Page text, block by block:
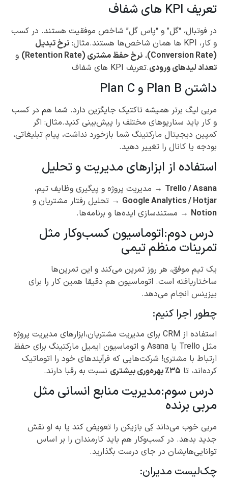
تعریف KPI های شفاف
در فوتبال، “گل” و “پاس گل” شاخص موفقیت هستند. در کسب
و کار، KPI ها همان شاخص‌ها هستند.مثال:
نرخ تبدیل
(Conversion Rate)
، نرخ حفظ مشتری (Retention Rate)
و
تعداد لیدهای ورودی.تعریف KPI های شفاف
داشتن Plan B و Plan C
مربی لیگ برتر همیشه تاکتیک جایگزین دارد. شما هم در کسب
و کار باید سناریوهای مختلف را پیش‌بینی کنید.مثال: اگر
کمپین دیجیتال مارکتینگ شما بازخورد نداشت، پیام تبلیغاتی،
بودجه یا کانال را تغییر دهید.
استفاده از ابزارهای مدیریت و تحلیل
Trello / Asana → مدیریت پروژه و پیگیری وظایف تیم،
Google Analytics / Hotjar → تحلیل رفتار مشتریان و
Notion → مستندسازی ایده‌ها و برنامه‌ها.
درس دوم:اتوماسیون کسب‌وکار مثل
تمرینات منظم تیمی
یک تیم موفق، هر روز تمرین می‌کند و این تمرین‌ها
ساختاریافته است. اتوماسیون هم دقیقا همین کار را برای
بیزینس انجام می‌دهد.
چطور اجرا کنیم:
استفاده از CRM برای مدیریت مشتریان،ابزارهای مدیریت پروژه
مثل Trello یا Asana و اتوماسیون ایمیل مارکتینگ برای حفظ
ارتباط با مشتری! شرکت‌هایی که فرآیندهای خود را اتوماتیک
کرده‌اند، تا ۳۵٪ بهره‌وری بیشتری نسبت به رقبا دارند.
درس سوم:مدیریت منابع انسانی مثل
مربی برنده
مربی خوب می‌داند کِی بازیکن را تعویض کند یا به او نقش
جدید بدهد. در کسب‌وکار هم باید کارمندان را بر اساس
توانایی‌هایشان در جای درست بگذارید.
چک‌لیست مدیران: